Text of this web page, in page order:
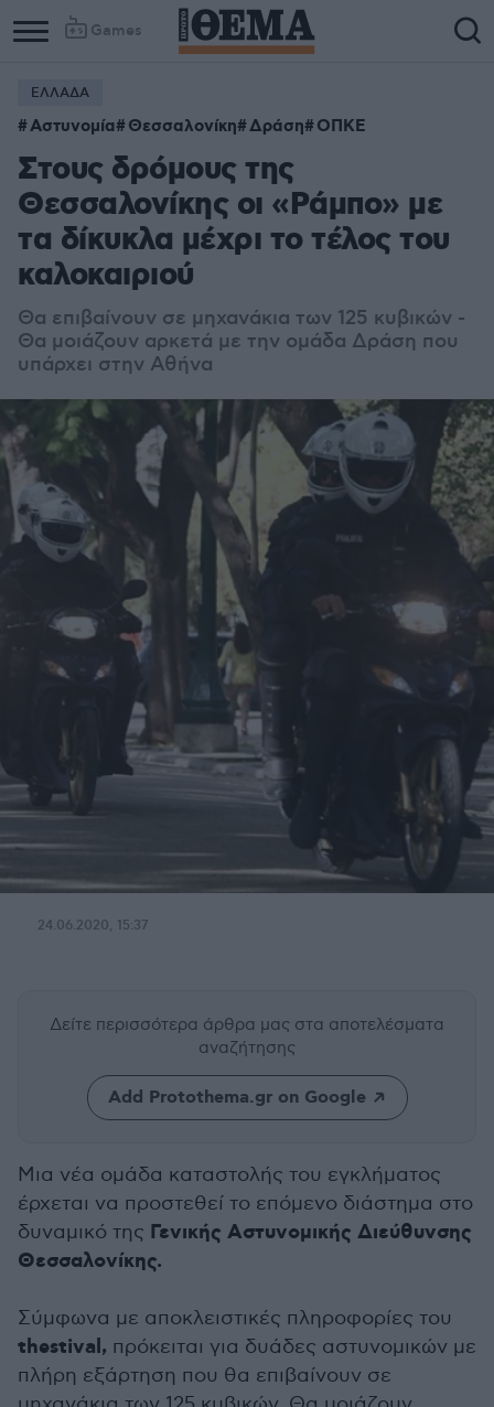
Games
ΕΛΛΑΔΑ
Αστυνομία Θεσσαλονίκη Δράση ΟΠΚΕ
Στους δρόμους της
Θεσσαλονίκης οι «Ράμπο» με
τα δίκυκλα μέχρι το τέλος του
καλοκαιριού
Θα επιβαίνουν σε μηχανάκια των 125 κυβικών -
Θα μοιάζουν αρκετά με την ομάδα Δράση που
υπάρχει στην Αθήνα
24.06.2020, 15:37
Δείτε περισσότερα άρθρα μας στα αποτελέσματα
αναζήτησης
Add Protothema.gr on Google
Μια νέα ομάδα καταστολής του εγκλήματος
έρχεται να προστεθεί το επόμενο διάστημα στο
δυναμικό της Γενικής Αστυνομικής Διεύθυνσης
Θεσσαλονίκης.
Σύμφωνα με αποκλειστικές πληροφορίες του
thestival, πρόκειται για δυάδες αστυνομικών με
πλήρη εξάρτηση που θα επιβαίνουν σε